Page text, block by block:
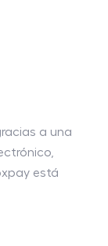
a una
está